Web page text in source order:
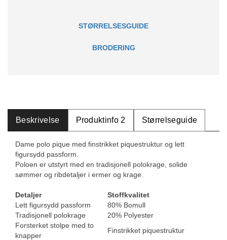
STØRRELSESGUIDE
BRODERING
Beskrivelse Produktinfo 2 Størrelseguide
Dame polo pique med finstrikket piquestruktur og lett
figursydd passform.
Poloen er utstyrt med en tradisjonell polokrage, solide
sømmer og ribdetaljer i ermer og krage.
Detaljer
Stoffkvalitet
Lett figursydd passform
80% Bomull
Tradisjonell polokrage
20% Polyester
Forsterket stolpe med to
knapper
Finstrikket piquestruktur